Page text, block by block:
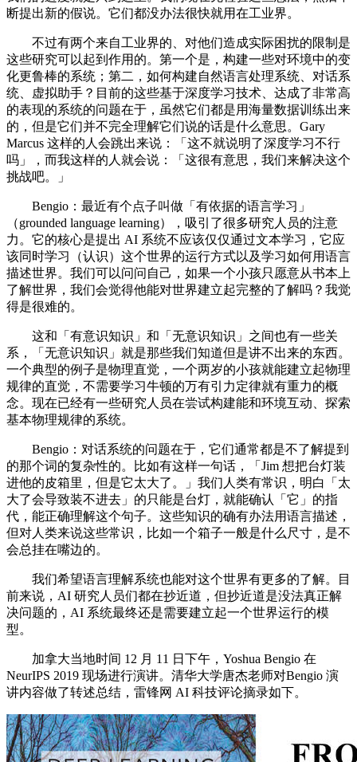
断提出新的假说。它们都没办法很快就用在工业界。
不过有两个来自工业界的、对他们造成实际困扰的限制是
这些研究可以起到作用的。第一个是，构建一些对环境中的变
化更鲁棒的系统；第二，如何构建自然语言处理系统、对话系
统、虚拟助手？目前的这些基于深度学习技术、达成了非常高
的表现的系统的问题在于，虽然它们都是用海量数据训练出来
的，但是它们并不完全理解它们说的话是什么意思。Gary
Marcus 这样的人会跳出来说：「这不就说明了深度学习不行
吗」，而我这样的人就会说：「这很有意思，我们来解决这个
挑战吧。」
Bengio：最近有个点子叫做「有依据的语言学习」
（grounded language learning），吸引了很多研究人员的注意
力。它的核心是提出 AI 系统不应该仅仅通过文本学习，它应
该同时学习（认识）这个世界的运行方式以及学习如何用语言
描述世界。我们可以问问自己，如果一个小孩只愿意从书本上
了解世界，我们会觉得他能对世界建立起完整的了解吗？我觉
得是很难的。
这和「有意识知识」和「无意识知识」之间也有一些关
系，「无意识知识」就是那些我们知道但是讲不出来的东西。
一个典型的例子是物理直觉，一个两岁的小孩就能建立起物理
规律的直觉，不需要学习牛顿的万有引力定律就有重力的概
念。现在已经有一些研究人员在尝试构建能和环境互动、探索
基本物理规律的系统。
Bengio：对话系统的问题在于，它们通常都是不了解提到
的那个词的复杂性的。比如有这样一句话，「Jim 想把台灯装
进他的皮箱里，但是它太大了。」我们人类有常识，明白「太
大了会导致装不进去」的只能是台灯，就能确认「它」的指
代，能正确理解这个句子。这些知识的确有办法用语言描述，
但对人类来说这些常识，比如一个箱子一般是什么尺寸，是不
会总挂在嘴边的。
我们希望语言理解系统也能对这个世界有更多的了解。目
前来说，AI 研究人员们都在抄近道，但抄近道是没法真正解
决问题的，AI 系统最终还是需要建立起一个世界运行的模
型。
加拿大当地时间 12 月 11 日下午，Yoshua Bengio 在
NeurIPS 2019 现场进行演讲。清华大学唐杰老师对Bengio 演
讲内容做了转述总结，雷锋网 AI 科技评论摘录如下。